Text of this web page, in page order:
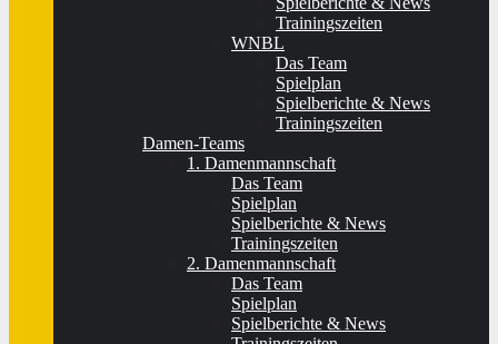
Trainingszeiten
WNBL
Das Team
Spielplan
Spielberichte & News
Trainingszeiten
Damen-Teams
1. Damenmannschaft
Das Team
Spielplan
Spielberichte & News
Trainingszeiten
2. Damenmannschaft
Das Team
Spielplan
Spielberichte & News